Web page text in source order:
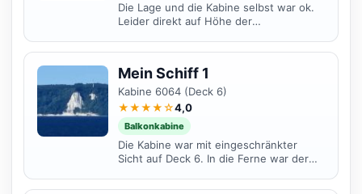
Die Lage und die Kabine selbst war ok.
Leider direkt auf Höhe der
eingeschränkt war. Direkt...
Mein Schiff 1
Kabine 6064 (Deck 6)
★★★★☆4,0
Balkonkabine
Die Kabine war mit eingeschränkter
Sicht auf Deck 6. In die Ferne war der
auch tolle Fotos...